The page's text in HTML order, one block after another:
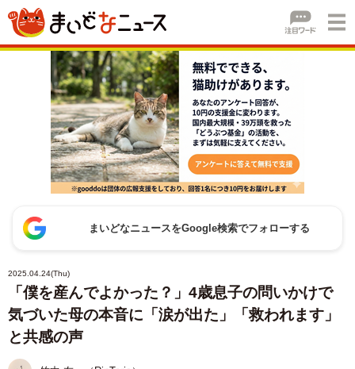
まいどなニュースをGoogle検索でフォローする
2025.04.24(Thu)
「僕を産んでよかった？」4歳息子の問いかけで
気づいた母の本音に「涙が出た」「救われます」
と共感の声